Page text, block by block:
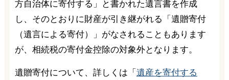
方自治体に寄付する」と書かれた遺言書を作成
し、そのとおりに財産が引き継がれる「遺贈寄付
（遺言による寄付）」がなされることもあります
が、相続税の寄付金控除の対象外となります。
遺贈寄付について、詳しくは「 遺産を寄付する